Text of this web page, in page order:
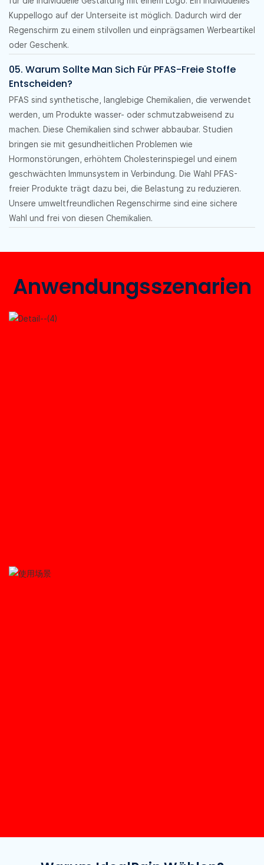
Kuppellogo auf der Unterseite ist möglich. Dadurch wird der
Regenschirm zu einem stilvollen und einprägsamen Werbeartikel
oder Geschenk.
05. Warum Sollte Man Sich Für PFAS-Freie Stoffe
Entscheiden?
PFAS sind synthetische, langlebige Chemikalien, die verwendet
werden, um Produkte wasser- oder schmutzabweisend zu
machen. Diese Chemikalien sind schwer abbaubar. Studien
bringen sie mit gesundheitlichen Problemen wie
Hormonstörungen, erhöhtem Cholesterinspiegel und einem
geschwächten Immunsystem in Verbindung. Die Wahl PFAS-
freier Produkte trägt dazu bei, die Belastung zu reduzieren.
Unsere umweltfreundlichen Regenschirme sind eine sichere
Wahl und frei von diesen Chemikalien.
Anwendungsszenarien